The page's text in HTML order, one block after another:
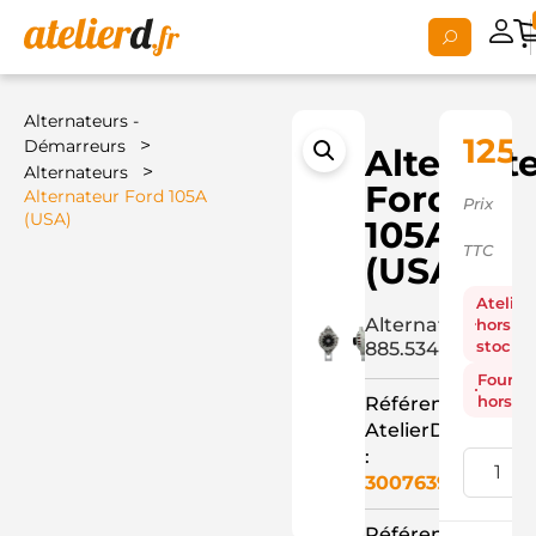
Alternateurs -
Démarreurs
>
Alternateurs >
Alternateur Ford 105A
(USA)
Ford
105A
(USA)
Alternateur
885.534.105+
Référence
AtelierD
:
3007639
Prix
TTC
Atelier
hors
stock
hors